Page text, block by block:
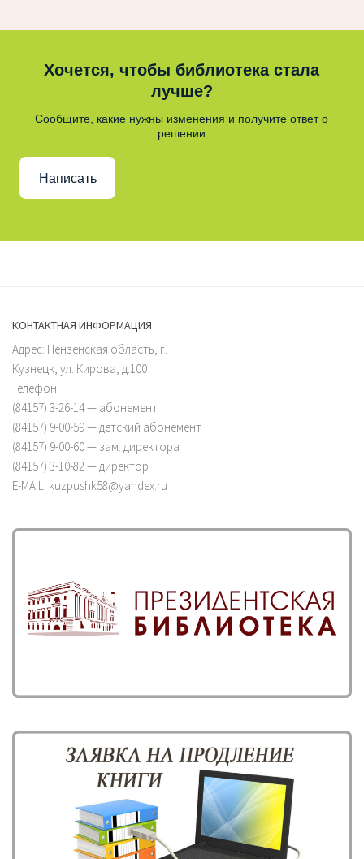
Хочется, чтобы библиотека стала
лучше?
Сообщите, какие нужны изменения и получите ответ о
решении
Написать
КОНТАКТНАЯ ИНФОРМАЦИЯ
Адрес: Пензенская область, г.
Кузнецк, ул. Кирова, д.100
Телефон:
(84157) 3-26-14 — абонемент
(84157) 9-00-59 — детский абонемент
(84157) 9-00-60 — зам. директора
(84157) 3-10-82 — директор
E-MAIL: kuzpushk58@yandex.ru